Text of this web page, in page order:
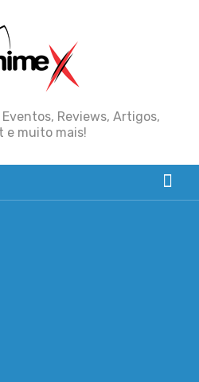
Reviews, Artigos,
e muito mais!